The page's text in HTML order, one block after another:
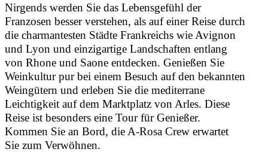
Nirgends werden Sie das Lebensgefühl der
Franzosen besser verstehen, als auf einer Reise durch
die charmantesten Städte Frankreichs wie Avignon
und Lyon und einzigartige Landschaften entlang
von Rhone und Saone entdecken. Genießen Sie
Weinkultur pur bei einem Besuch auf den bekannten
Weingütern und erleben Sie die mediterrane
Leichtigkeit auf dem Marktplatz von Arles. Diese
Reise ist besonders eine Tour für Genießer.
Kommen Sie an Bord, die A-Rosa Crew erwartet
Sie zum Verwöhnen.